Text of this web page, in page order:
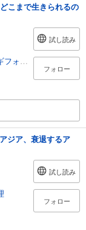
こまで生きられるの
ード /小坂恵理
試し読み
フォロー
ジア、衰退するア
試し読み
フォロー